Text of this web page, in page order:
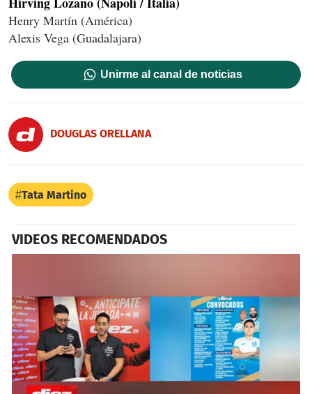
Henry Martín (América)
Alexis Vega (Guadalajara)
Unirme al canal de noticias
DOUGLAS ORELLANA
Tata Martino
VIDEOS RECOMENDADOS